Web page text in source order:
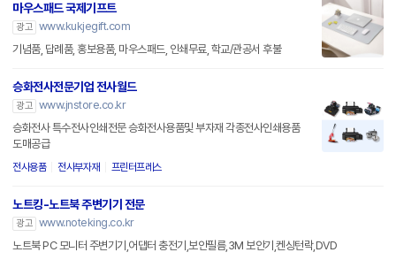
마우스패드 국제기프트
광고 www.kukjegift.com
기념품, 답례품, 홍보용품, 마우스패드, 인쇄무료, 학교/관공서 후불
승화전사전문기업 전사월드
광고 www.jnstore.co.kr
승화전사 특수전사인쇄전문 승화전사용품및 부자재 각종전사인쇄용품
도매공급
전사용품 전사부자재 프린터프레스
노트킹-노트북 주변기기 전문
광고 www.noteking.co.kr
노트북 PC 모니터 주변기기,어댑터 충전기,보안필름,3M 보안기,켄싱턴락,DVD